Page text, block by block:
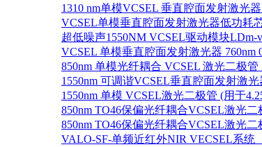
1310 nm单模VCSEL 垂直腔面发射激光器
VCSEL单模垂直腔面发射激光器低功耗
超低噪声1550NM VCSEL驱动模块LDm-
VCSEL 单模垂直腔面发射激光器 760nm
850nm 单模光纤耦合 VCSEL 激光二极管
1550nm 可调谐VCSEL垂直腔面发射激
1550nm 单模 VCSEL激光二极管 (用于
850nm TO46保偏光纤耦合VCSEL激光二
850nm TO46保偏光纤耦合VCSEL激光二
VALO-SF-单频近红外NIR VECSEL系统